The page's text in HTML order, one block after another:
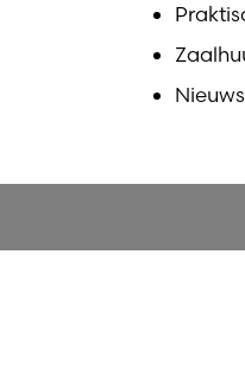
Nieuws